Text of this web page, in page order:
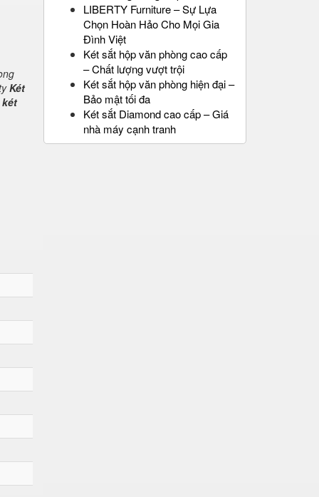
Két
két
LIBERTY Furniture – Sự Lựa
Chọn Hoàn Hảo Cho Mọi Gia
Đình Việt
Két sắt hộp văn phòng cao cấp
– Chất lượng vượt trội
Két sắt hộp văn phòng hiện đại –
Bảo mật tối đa
Két sắt Diamond cao cấp – Giá
nhà máy cạnh tranh